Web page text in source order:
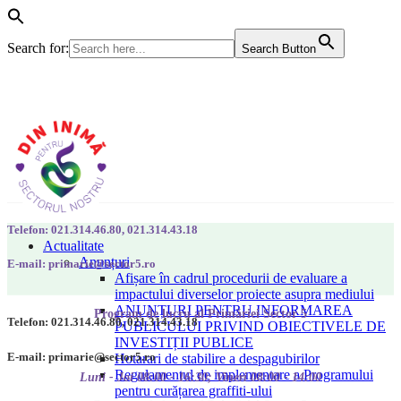
Search for: Search Button
Actualitate
Anunțuri
Afișare în cadrul procedurii de evaluare a
impactului diverselor proiecte asupra mediului
ANUNȚURI PENTRU INFORMAREA
PUBLICULUI PRIVIND OBIECTIVELE DE
INVESTIȚII PUBLICE
Hotarari de stabilire a despagubirilor
Regulamentul de implementare a Programului
pentru curățarea graffiti-ului
Telefon: 021.314.46.80, 021.314.43.18
E-mail: primarie@sector5.ro
Program de lucru al Primăriei Sector 5
Luni - Joi 08:00 - 16:30; Vineri 08:00 - 14:00
Telefon: 021.314.46.80, 021.314.43.18
E-mail: primarie@sector5.ro